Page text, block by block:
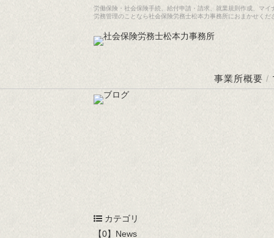
労働保険・社会保険手続、給付申請・請求、就業規則作成、マ
労務管理のことなら社会保険労務士松本力事務所におまかせくだ
事業所概要 /
カテゴリ
【0】News